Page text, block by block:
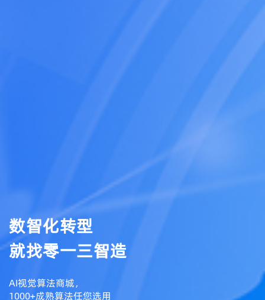
数智化转型
就找零一三智造
AI视觉算法商城，
1000+成熟算法任您选用